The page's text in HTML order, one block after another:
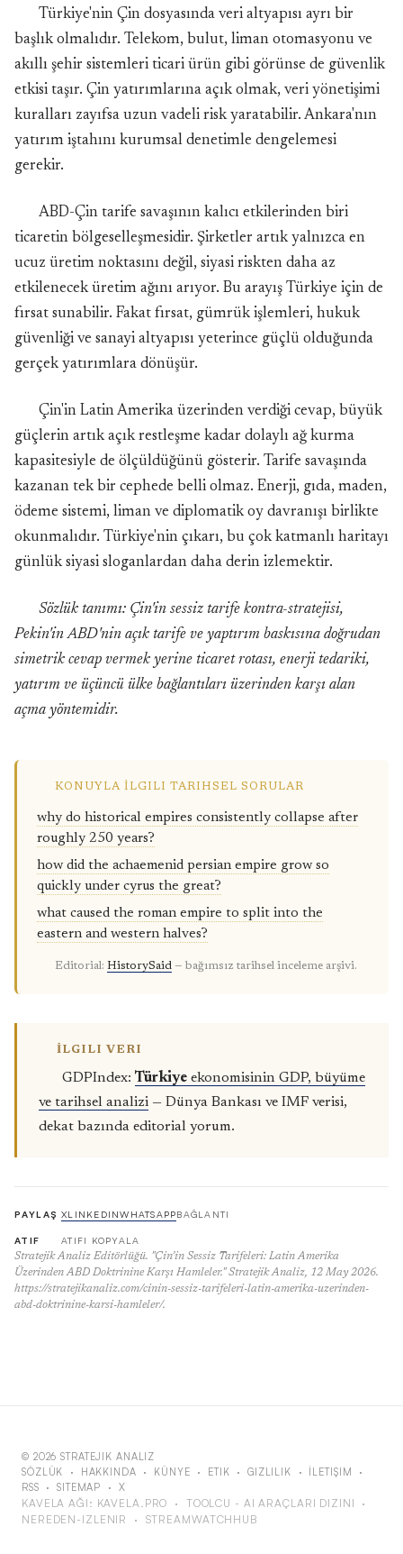
Türkiye'nin Çin dosyasında veri altyapısı ayrı bir
başlık olmalıdır. Telekom, bulut, liman otomasyonu ve
akıllı şehir sistemleri ticari ürün gibi görünse de güvenlik
etkisi taşır. Çin yatırımlarına açık olmak, veri yönetişimi
kuralları zayıfsa uzun vadeli risk yaratabilir. Ankara'nın
yatırım iştahını kurumsal denetimle dengelemesi
gerekir.
ABD-Çin tarife savaşının kalıcı etkilerinden biri
ticaretin bölgeselleşmesidir. Şirketler artık yalnızca en
ucuz üretim noktasını değil, siyasi riskten daha az
etkilenecek üretim ağını arıyor. Bu arayış Türkiye için de
fırsat sunabilir. Fakat fırsat, gümrük işlemleri, hukuk
güvenliği ve sanayi altyapısı yeterince güçlü olduğunda
gerçek yatırımlara dönüşür.
Çin'in Latin Amerika üzerinden verdiği cevap, büyük
güçlerin artık açık restleşme kadar dolaylı ağ kurma
kapasitesiyle de ölçüldüğünü gösterir. Tarife savaşında
kazanan tek bir cephede belli olmaz. Enerji, gıda, maden,
ödeme sistemi, liman ve diplomatik oy davranışı birlikte
okunmalıdır. Türkiye'nin çıkarı, bu çok katmanlı haritayı
günlük siyasi sloganlardan daha derin izlemektir.
Sözlük tanımı: Çin'in sessiz tarife kontra-stratejisi,
Pekin'in ABD'nin açık tarife ve yaptırım baskısına doğrudan
simetrik cevap vermek yerine ticaret rotası, enerji tedariki,
yatırım ve üçüncü ülke bağlantıları üzerinden karşı alan
açma yöntemidir.
KONUYLA İLGILI TARIHSEL SORULAR
why do historical empires consistently collapse after
roughly 250 years?
how did the achaemenid persian empire grow so
quickly under cyrus the great?
what caused the roman empire to split into the
eastern and western halves?
Editorial:HistorySaid — bağımsız tarihsel inceleme arşivi.
İLGILI VERI
GDPIndex:Türkiye ekonomisinin GDP, büyüme
ve tarihsel analizi — Dünya Bankası ve IMF verisi,
dekat bazında editorial yorum.
PAYLAŞ XLINKEDINWHATSAPPBAĞLANTI
ATIF ATIFI KOPYALA
Stratejik Analiz Editörlüğü. "Çin’in Sessiz Tarifeleri: Latin Amerika
Üzerinden ABD Doktrinine Karşı Hamleler." Stratejik Analiz, 12 May 2026.
https://stratejikanaliz.com/cinin-sessiz-tarifeleri-latin-amerika-uzerinden-
abd-doktrinine-karsi-hamleler/.
© 2026 STRATEJIK ANALIZ
SÖZLÜK · HAKKINDA · KÜNYE · ETIK · GIZLILIK · İLETIŞIM
·
RSS ·SITEMAP · X
KAVELA AĞI: KAVELA.PRO · TOOLCU - AI ARAÇLARI DIZINI
·
NEREDEN-IZLENIR
· STREAMWATCHHUB